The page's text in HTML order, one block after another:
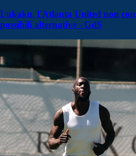
Lukaku, l'Atlanta United non
possibili alternative - GdS